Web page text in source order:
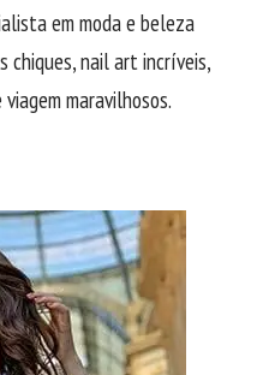
em moda e beleza
chiques, nail art incríveis,
maravilhosos.